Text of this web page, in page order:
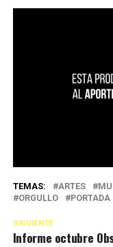
TEMAS: ARTES MU
ORGULLO
PORTADA
SIGUIENTE
Informe octubre